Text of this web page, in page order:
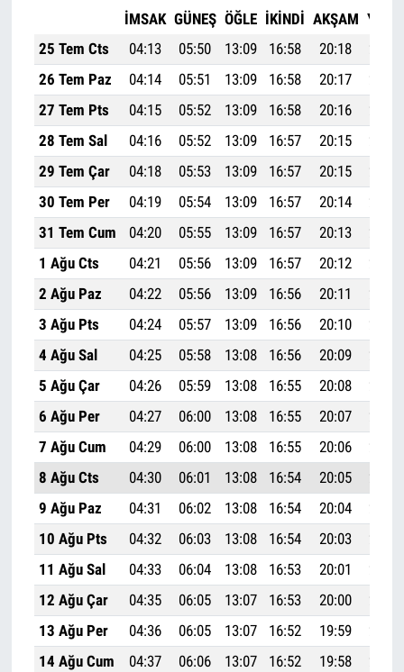
İMSAK GÜNEŞ ÖĞLE İKINDI AKŞAM YATSI
25 Tem Cts
04:13 05:50 13:09 16:58 20:18
26 Tem Paz
04:14 05:51 13:09 16:58 20:17
27 Tem Pts
04:15 05:52 13:09 16:58 20:16
28 Tem Sal
04:16 05:52 13:09 16:57 20:15
29 Tem Çar
04:18 05:53 13:09 16:57 20:15
30 Tem Per
04:19 05:54 13:09 16:57 20:14
31 Tem Cum
04:20 05:55 13:09 16:57 20:13
1 Ağu Cts
04:21 05:56 13:09 16:57 20:12
2 Ağu Paz
04:22 05:56 13:09 16:56 20:11
3 Ağu Pts
04:24 05:57 13:09 16:56 20:10
4 Ağu Sal
04:25 05:58 13:08 16:56 20:09
5 Ağu Çar
04:26 05:59 13:08 16:55 20:08
6 Ağu Per
04:27 06:00 13:08 16:55 20:07
7 Ağu Cum
04:29 06:00 13:08 16:55 20:06
8 Ağu Cts
04:30 06:01 13:08 16:54 20:05
9 Ağu Paz
04:31 06:02 13:08 16:54 20:04
10 Ağu Pts
04:32 06:03 13:08 16:54 20:03
11 Ağu Sal
04:33 06:04 13:08 16:53 20:01
12 Ağu Çar
04:35 06:05 13:07 16:53 20:00
13 Ağu Per
04:36 06:05 13:07 16:52 19:59
14 Ağu Cum
04:37 06:06 13:07 16:52 19:58